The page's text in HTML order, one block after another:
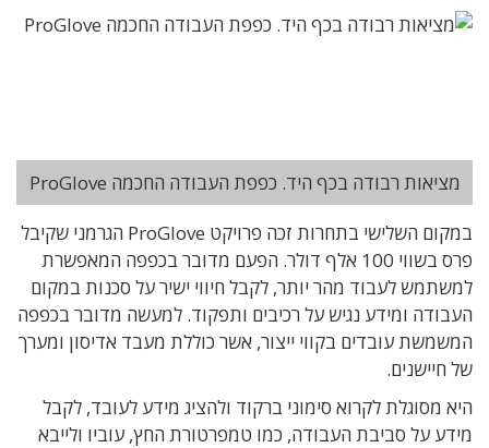
מציאות רבודה בכף היד. כפפת העבודה החכמה ProGlove
במקום השלישי בתחרות זכה פרויקט ProGlove הגרמני שקיבל
פרס בשווי 100 אלף דולר. הפעם מדובר בכפפה המאפשרת
למשתמש לעבוד מהר יותר, לקבל חיווי ישיר על סכנות במקום
העבודה ומידע נגיש על רכיבים ותפקוד. למעשה מדובר בכפפה
המשמשת עובדים בקווי ייצור, אשר כוללת מעבד אדיסון ומערך
של חיישנים.
היא מסוגלת לקרוא סימוני ברקוד ולהציג מידע לעובד, לקבל
מידע על סביבת העבודה, כמו טמפרטורת החץ, עוביו ולייבא